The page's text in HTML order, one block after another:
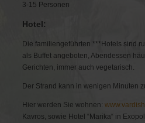
3-15 Personen
Hotel:
Die familiengeführten ***Hotels sind
als Buffet angeboten, Abendessen
Gerichten, immer auch vegetarisch.
Der Strand kann in wenigen Minuten
Hier werden Sie wohnen:
Kavros, sowie Hotel “Marika“ in